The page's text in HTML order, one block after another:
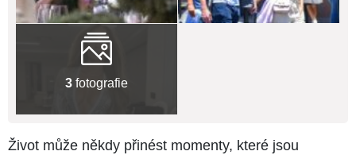
3 fotografie
Život může někdy přinést momenty, které jsou